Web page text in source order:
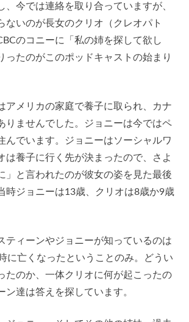
、今では連絡を取り合っていますが、
ないのが長女のクリオ（クレオパト
のコニーに「私の姉を探して欲し
ったのがこのポッドキャストの始まり
アメリカの家庭で養子に取られ、カナ
りませんでした。ジョニーは今ではペ
んでいます。ジョニーはソーシャルワ
は養子に行く先が決まったので、さよ
」と言われたのが彼女の姿を見た最後
時ジョニーは13歳、クリオは8歳か9歳
ティーンやジョニーが知っているのは
に亡くなったということのみ。どうい
たのか、一体クリオに何が起こったの
ン達は答えを探しています。